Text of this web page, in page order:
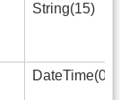
String(15)
DateTime(0)